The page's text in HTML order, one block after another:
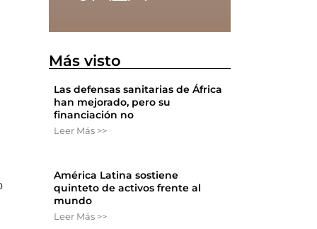
Más visto
Las defensas sanitarias de África
han mejorado, pero su
financiación no
Leer Más >>
América Latina sostiene
quinteto de activos frente al
mundo
Leer Más >>